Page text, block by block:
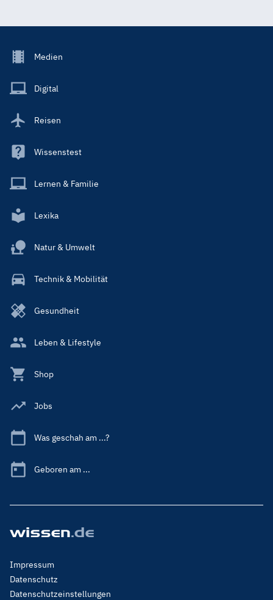
Footer
Main
Medien
Digital
Reisen
Wissenstest
Lernen & Familie
Lexika
Natur & Umwelt
Technik & Mobilität
Gesundheit
Leben & Lifestyle
Shop
Jobs
Was geschah am ...?
Geboren am ...
Footer
Menu
Legal
Impressum
Datenschutz
Datenschutzeinstellungen